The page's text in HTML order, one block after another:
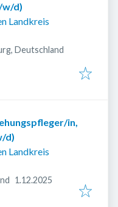
d)
Landkreis
Deutschland
in,
d)
Landkreis
Veröffentlicht
1.12.2025